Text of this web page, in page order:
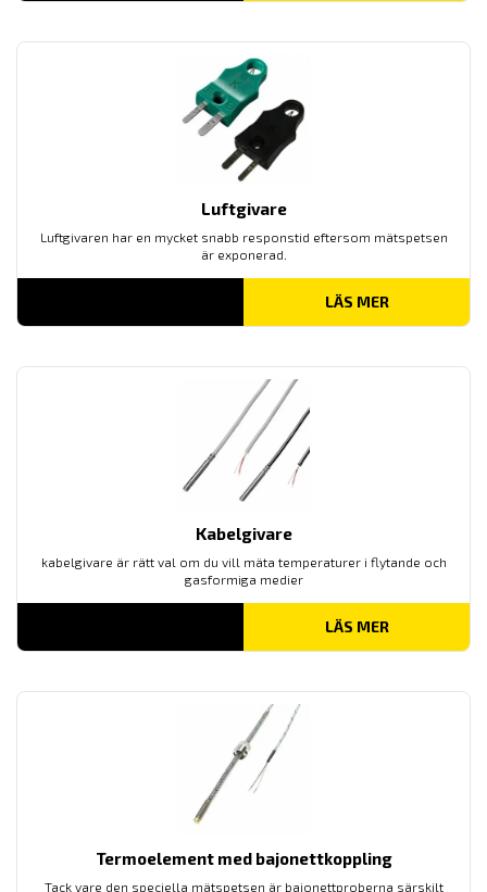
Luftgivare
Luftgivaren har en mycket snabb responstid eftersom mätspetsen
är exponerad.
LÄS MER
Kabelgivare
kabelgivare är rätt val om du vill mäta temperaturer i flytande och
gasformiga medier
LÄS MER
Termoelement med bajonettkoppling
Tack vare den speciella mätspetsen är bajonettproberna särskilt